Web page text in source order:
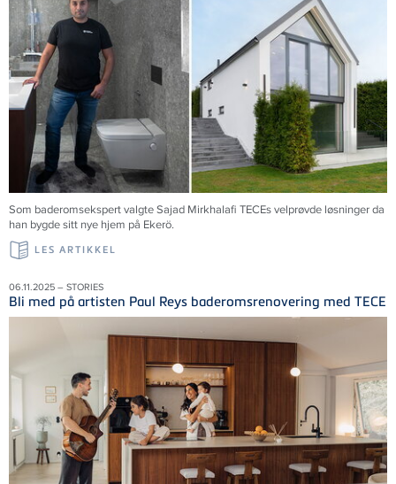
Som baderomsekspert valgte Sajad Mirkhalafi TECEs velprøvde løsninger da
han bygde sitt nye hjem på Ekerö.
LES ARTIKKEL
06.11.2025 – STORIES
Bli med på artisten Paul Reys baderomsrenovering med TECE